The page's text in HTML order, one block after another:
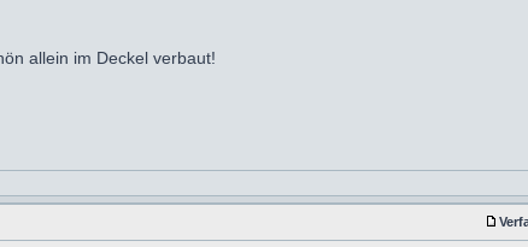
allein im Deckel verbaut!